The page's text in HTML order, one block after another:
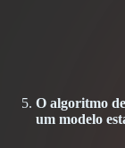
O algoritmo
um modelo